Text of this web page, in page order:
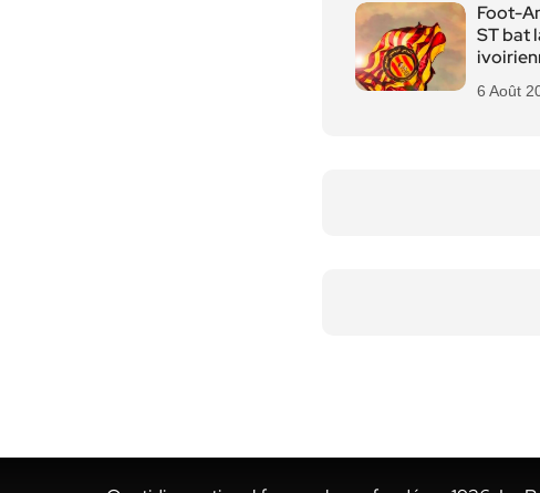
Foot-
ST bat
6 Août